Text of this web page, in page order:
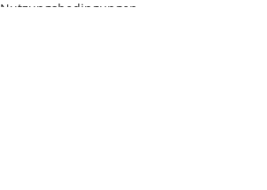
Nutzungsbedingungen